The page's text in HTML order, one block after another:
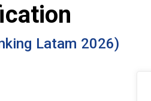
Latam 2026)